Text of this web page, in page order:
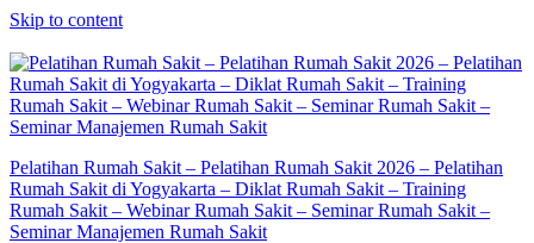
Skip to content
Pelatihan Rumah Sakit – Pelatihan Rumah Sakit 2026 – Pelatihan
Rumah Sakit di Yogyakarta – Diklat Rumah Sakit – Training
Rumah Sakit – Webinar Rumah Sakit – Seminar Rumah Sakit –
Seminar Manajemen Rumah Sakit